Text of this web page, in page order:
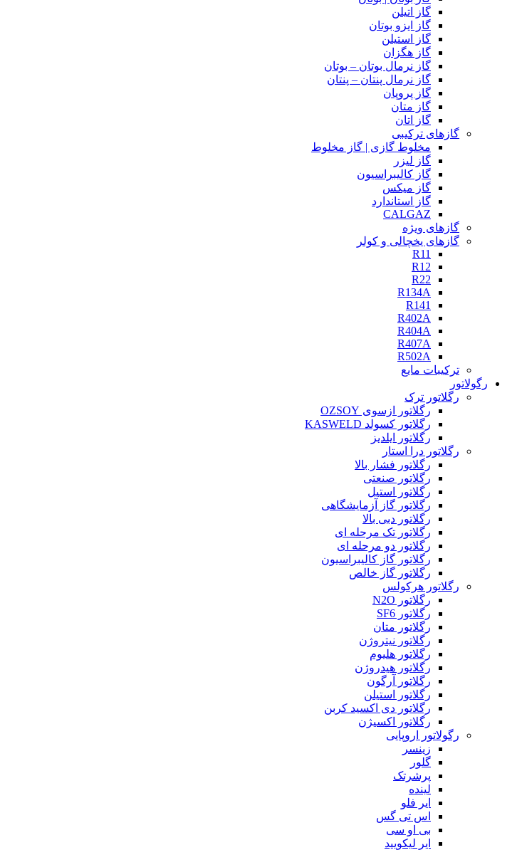
گاز اتیلن
گاز ایزو بوتان
گاز استیلن
گاز هگزان
گاز نرمال بوتان – بوتان
گاز نرمال پنتان – پنتان
گاز پروپان
گاز متان
گاز اتان
گازهای ترکیبی
مخلوط گازی | گاز مخلوط
گاز لیزر
گاز کالیبراسیون
گاز میکس
گاز استاندارد
CALGAZ
گازهای ویژه
گازهای یخچالی و کولر
R11
R12
R22
R134A
R141
R402A
R404A
R407A
R502A
ترکیبات مایع
رگولاتور
رگلاتور ترک
رگلاتور ازسوی OZSOY
رگلاتور کسولد KASWELD
رگلاتور ایلدیز
رگلاتور درا استار
رگلاتور فشار بالا
رگلاتور صنعتی
رگلاتور استیل
رگلاتور گاز آزمایشگاهی
رگلاتور دبی بالا
رگلاتور تک مرحله ای
رگلاتور دو مرحله ای
رگلاتور گاز کالیبراسیون
رگلاتور گاز خالص
رگلاتور هرکولس
رگلاتور N2O
رگلاتور SF6
رگلاتور متان
رگلاتور نیتروژن
رگلاتور هلیوم
رگلاتور هیدروژن
رگلاتور آرگون
رگلاتور استیلن
رگلاتور دی اکسید کربن
رگلاتور اکسیژن
رگولاتور اروپایی
زینسر
گلور
پرشرتک
لینده
ایر فلو
اس تی گس
بی او سی
ایر لیکویید